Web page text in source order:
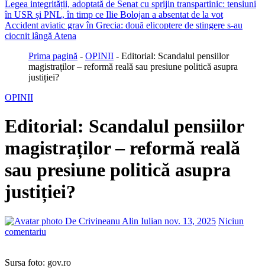
Legea integrității, adoptată de Senat cu sprijin transpartinic: tensiuni
în USR și PNL, în timp ce Ilie Bolojan a absentat de la vot
Accident aviatic grav în Grecia: două elicoptere de stingere s-au
ciocnit lângă Atena
Prima pagină - OPINII - Editorial: Scandalul pensiilor
magistraților – reformă reală sau presiune politică asupra
justiției?
OPINII
Editorial: Scandalul pensiilor
magistraților – reformă reală
sau presiune politică asupra
justiției?
De Crivineanu Alin Iulian nov. 13, 2025 Niciun
comentariu
Sursa foto: gov.ro